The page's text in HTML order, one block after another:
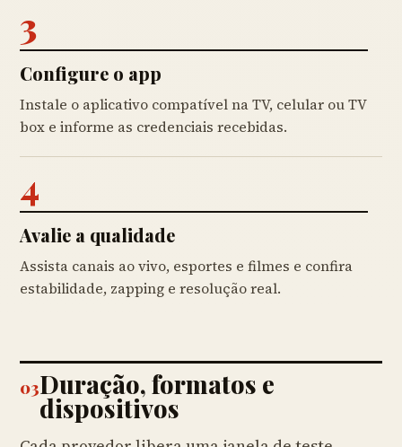
3
Configure o app
Instale o aplicativo compatível na TV, celular ou TV
box e informe as credenciais recebidas.
4
Avalie a qualidade
Assista canais ao vivo, esportes e filmes e confira
estabilidade, zapping e resolução real.
03Duração, formatos e
dispositivos